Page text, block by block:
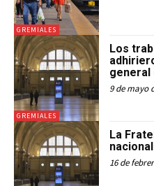
GREMIALES
GREMIALES
Los
general
9 de mayo
La
16 de